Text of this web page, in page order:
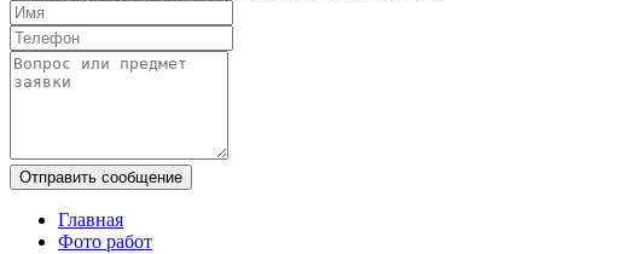
Отправить сообщение
Главная
Фото работ